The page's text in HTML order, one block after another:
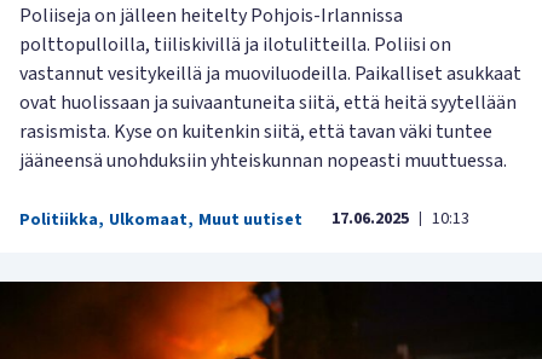
Poliiseja on jälleen heitelty Pohjois-Irlannissa
polttopulloilla, tiiliskivillä ja ilotulitteilla. Poliisi on
vastannut vesitykeillä ja muoviluodeilla. Paikalliset asukkaat
ovat huolissaan ja suivaantuneita siitä, että heitä syytellään
rasismista. Kyse on kuitenkin siitä, että tavan väki tuntee
jääneensä unohduksiin yhteiskunnan nopeasti muuttuessa.
Politiikka, Ulkomaat, Muut uutiset 17.06.2025 | 10:13